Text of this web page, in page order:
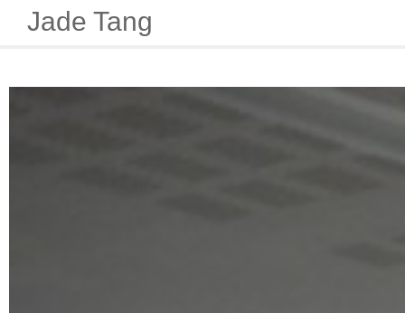
Jade Tang